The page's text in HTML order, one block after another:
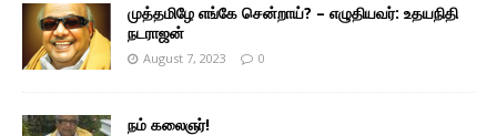
முத்தமிழே எங்கே சென்றாய்? – எழுதியவர்: உதயநிதி
நடராஜன்
August 7, 2023 0
நம் கலைஞர்!